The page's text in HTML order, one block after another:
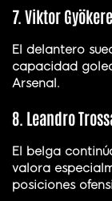
7. Viktor
El delantero
capacidad
Arsenal.
8. Leandro
El belga
valora
posiciones